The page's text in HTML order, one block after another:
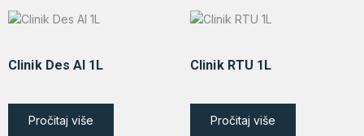
Clinik Des Al 1L
Pročitaj više
Clinik RTU 1L
Pročitaj više